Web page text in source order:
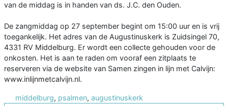
van de middag is in handen van ds. J.C. den Ouden.
De zangmiddag op 27 september begint om 15:00 uur en is vrij
toegankelijk. Het adres van de Augustinuskerk is Zuidsingel 70,
4331 RV Middelburg. Er wordt een collecte gehouden voor de
onkosten. Het is aan te raden om vooraf een zitplaats te
reserveren via de website van Samen zingen in lijn met Calvijn:
www.inlijnmetcalvijn.nl.
middelburg, psalmen, augustinuskerk